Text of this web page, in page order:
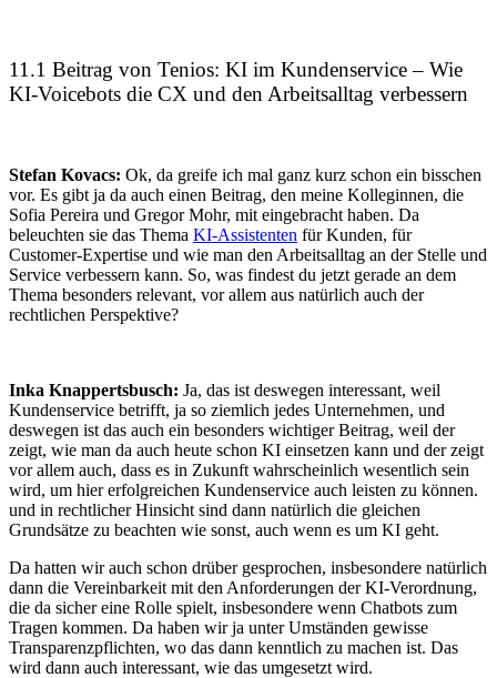
11.1 Beitrag von Tenios: KI im Kundenservice – Wie
KI-Voicebots die CX und den Arbeitsalltag verbessern
Stefan Kovacs: Ok, da greife ich mal ganz kurz schon ein bisschen
vor. Es gibt ja da auch einen Beitrag, den meine Kolleginnen, die
Sofia Pereira und Gregor Mohr, mit eingebracht haben. Da
beleuchten sie das Thema KI-Assistenten für Kunden, für
Customer-Expertise und wie man den Arbeitsalltag an der Stelle und
Service verbessern kann. So, was findest du jetzt gerade an dem
Thema besonders relevant, vor allem aus natürlich auch der
rechtlichen Perspektive?
Inka Knappertsbusch: Ja, das ist deswegen interessant, weil
Kundenservice betrifft, ja so ziemlich jedes Unternehmen, und
deswegen ist das auch ein besonders wichtiger Beitrag, weil der
zeigt, wie man da auch heute schon KI einsetzen kann und der zeigt
vor allem auch, dass es in Zukunft wahrscheinlich wesentlich sein
wird, um hier erfolgreichen Kundenservice auch leisten zu können.
und in rechtlicher Hinsicht sind dann natürlich die gleichen
Grundsätze zu beachten wie sonst, auch wenn es um KI geht.
Da hatten wir auch schon drüber gesprochen, insbesondere natürlich
dann die Vereinbarkeit mit den Anforderungen der KI-Verordnung,
die da sicher eine Rolle spielt, insbesondere wenn Chatbots zum
Tragen kommen. Da haben wir ja unter Umständen gewisse
Transparenzpflichten, wo das dann kenntlich zu machen ist. Das
wird dann auch interessant, wie das umgesetzt wird.